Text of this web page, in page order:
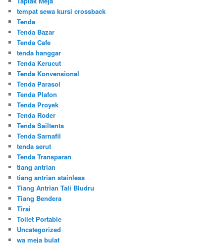
tempat sewa kursi crossback
Tenda
Tenda Bazar
Tenda Cafe
tenda hanggar
Tenda Kerucut
Tenda Konvensional
Tenda Parasol
Tenda Plafon
Tenda Proyek
Tenda Roder
Tenda Sailtents
Tenda Sarnafil
tenda serut
Tenda Transparan
tiang antrian
tiang antrian stainless
Tiang Antrian Tali Bludru
Tiang Bendera
Tirai
Toilet Portable
Uncategorized
wa meja bulat